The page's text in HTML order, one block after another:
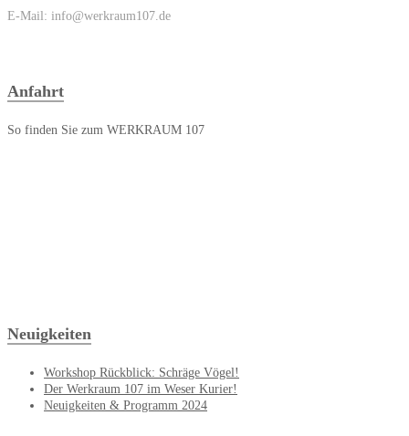
E-Mail: info@werkraum107.de
Anfahrt
So finden Sie zum WERKRAUM 107
Neuigkeiten
Workshop Rückblick: Schräge Vögel!
Der Werkraum 107 im Weser Kurier!
Neuigkeiten & Programm 2024